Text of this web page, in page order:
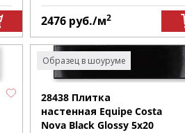
2476 руб./м2
Образец в шоуруме
28438 Плитка
настенная Equipe Costa
Nova Black Glossy 5x20